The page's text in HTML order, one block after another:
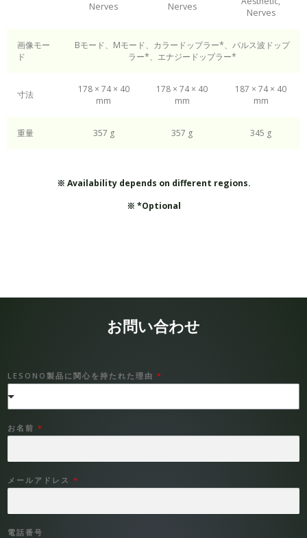
Nerves
Nerves
Nerves
画像モー
ド
Bモード、Mモード、カラードップラー*、パルス波ドップ
ラー*、エナジードップラー*
寸法
178 × 74 × 40
mm
178 × 74 × 40
mm
187 × 74 × 40
mm
重量 357 g 357 g 345 g
※ Availability depends on different regions.
※ *Optional
お問い合わせ
LESONO製品に関心を持たれた理由 *
お名前 *
メールアドレス *
電話番号